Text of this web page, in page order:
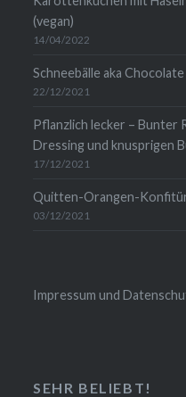
(vegan)
14/04/2022
Schneebälle aka
22/12/2021
Pflanzlich lecker – Bunter
Dressing und knusprigen
17/12/2021
Quitten-Orangen-
03/12/2021
Impressum und
SEHR BELIEBT!